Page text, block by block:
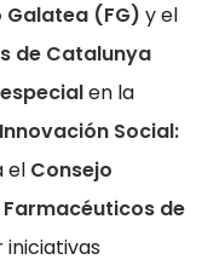
Galatea (FG) y el
de Catalunya
en la
Social:
el Consejo
de